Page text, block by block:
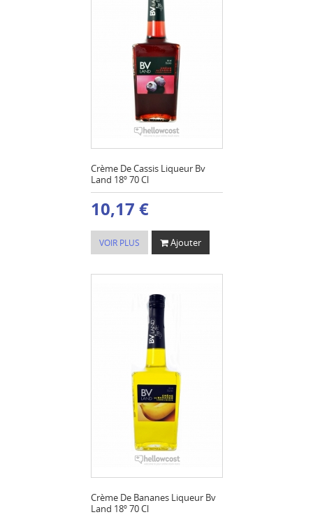
Crème De Cassis Liqueur Bv
Land 18º 70 Cl
10,17 €
VOIR PLUS Ajouter
Crème De Bananes Liqueur Bv
Land 18º 70 Cl